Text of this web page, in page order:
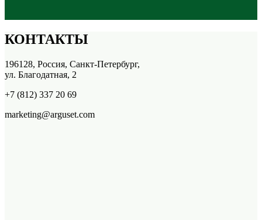
КОНТАКТЫ
196128, Россия, Санкт-Петербург,
ул. Благодатная, 2
+7 (812) 337 20 69
marketing@arguset.com